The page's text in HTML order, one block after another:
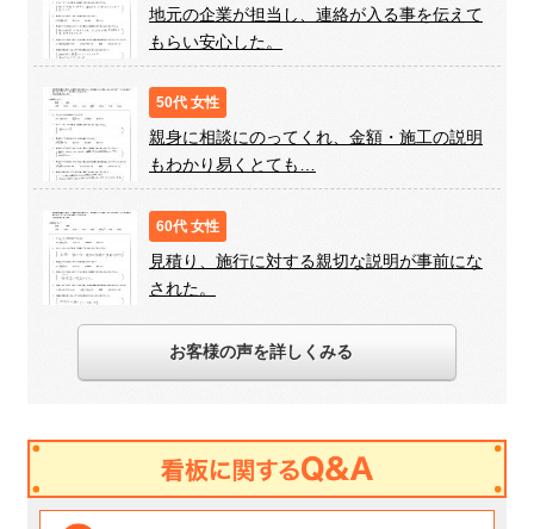
地元の企業が担当し、連絡が入る事を伝えて
もらい安心した。
50代 女性
親身に相談にのってくれ、金額・施工の説明
もわかり易くとても…
60代 女性
見積り、施行に対する親切な説明が事前にな
された。
お客様の声を詳しくみる